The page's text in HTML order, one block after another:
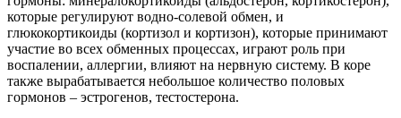
которые регулируют водно-солевой обмен, и
глюкокортикоиды (кортизол и кортизон), которые принимают
участие во всех обменных процессах, играют роль при
воспалении, аллергии, влияют на нервную систему. В коре
также вырабатывается небольшое количество половых
гормонов – эстрогенов, тестостерона.